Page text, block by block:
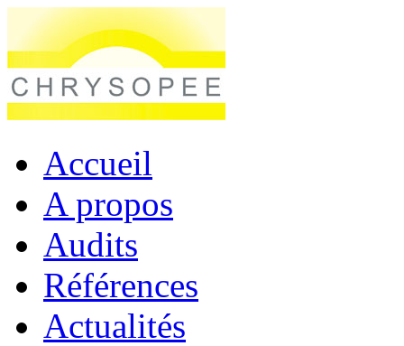
Accueil
A propos
Audits
Références
Actualités